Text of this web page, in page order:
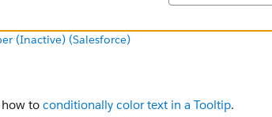
(Inactive) (Salesforce)
how to conditionally color text in a Tooltip.